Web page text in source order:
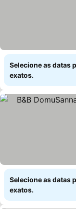
Selecione as datas
exatos.
Selecione as datas
exatos.